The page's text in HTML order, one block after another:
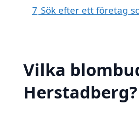
7 Sök efter ett företag
Vilka
Herstadberg?